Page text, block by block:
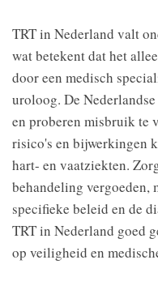
TRT in Nederland valt
wat betekent dat het
door een medisch
uroloog. De
en proberen misbruik te
risico's en bijwerkingen
hart- en vaatziekten.
behandeling
specifieke beleid en de
TRT in Nederland goed
op veiligheid en